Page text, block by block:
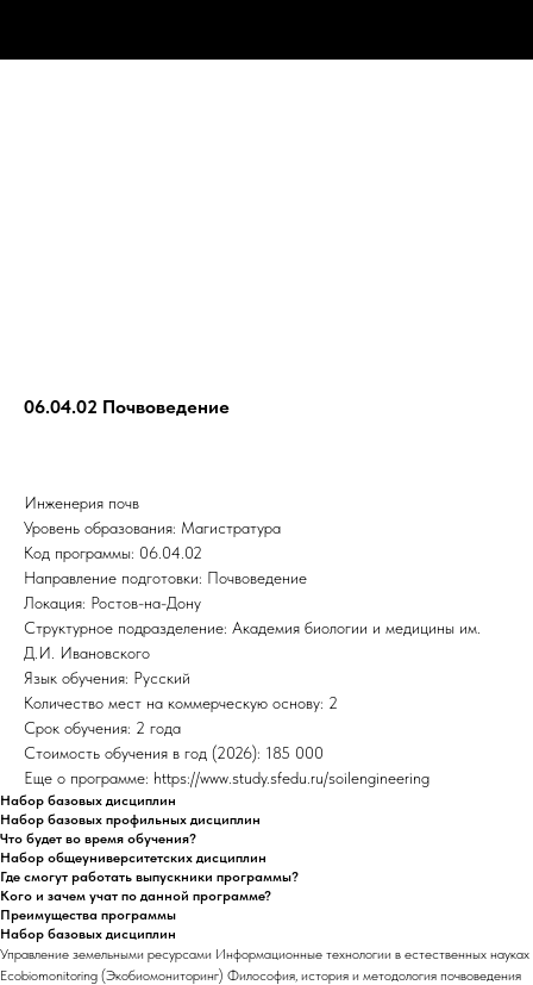
06.04.02 Почвоведение
Инженерия почв
Уровень образования: Магистратура
Код программы: 06.04.02
Направление подготовки: Почвоведение
Локация: Ростов-на-Дону
Структурное подразделение: Академия биологии и медицины им.
Д.И. Ивановского
Язык обучения: Русский
Количество мест на коммерческую основу: 2
Срок обучения: 2 года
Стоимость обучения в год (2026): 185 000
Еще о программе: https://www.study.sfedu.ru/soilengineering
Набор базовых дисциплин
Набор базовых профильных дисциплин
Что будет во время обучения?
Набор общеуниверситетских дисциплин
Где смогут работать выпускники программы?
Кого и зачем учат по данной программе?
Преимущества программы
Набор базовых дисциплин
Управление земельными ресурсами Информационные технологии в естественных науках
Ecobiomonitoring (Экобиомониторинг) Философия, история и методология почвоведения